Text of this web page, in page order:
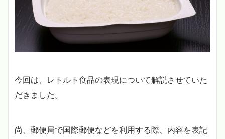
今回は、レトルト食品の表現について解説させていた
だきました。
尚、郵便局で国際郵便などを利用する際、内容を表記